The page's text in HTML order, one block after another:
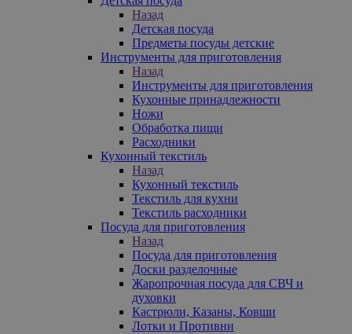
Назад
Детская посуда
Предметы посуды детские
Инструменты для приготовления
Назад
Инструменты для приготовления
Кухонные принадлежности
Ножи
Обработка пищи
Расходники
Кухонный текстиль
Назад
Кухонный текстиль
Текстиль для кухни
Текстиль расходники
Посуда для приготовления
Назад
Посуда для приготовления
Доски разделочные
Жаропрочная посуда для СВЧ и
духовки
Кастрюли, Казаны, Ковши
Лотки и Противни